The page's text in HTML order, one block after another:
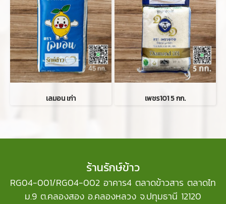
เลมอน เก่า เพชร101 5 กก.
ร้านรักษ์ข้าว
RG04-001/RG04-002 อาคาร4 ตลาดข้าวสาร ตลาดไท
ม.9 ต.คลองสอง อ.คลองหลวง จ.ปทุมธานี 12120